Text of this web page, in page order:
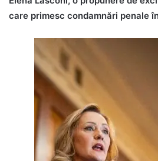
care primesc condamnări penale